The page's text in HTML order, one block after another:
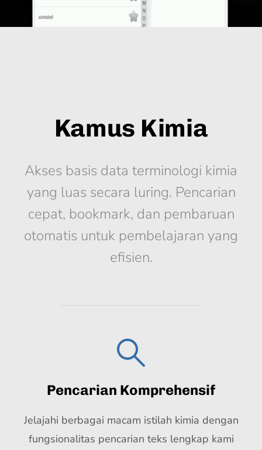
Kamus Kimia
Akses basis data terminologi kimia
yang luas secara luring. Pencarian
cepat, bookmark, dan pembaruan
otomatis untuk pembelajaran yang
efisien.
Pencarian Komprehensif
Jelajahi berbagai macam istilah kimia dengan
fungsionalitas pencarian teks lengkap kami